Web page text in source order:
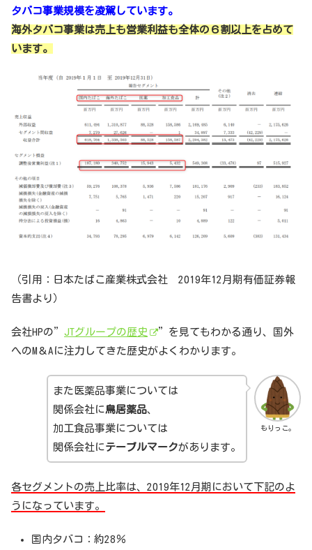
タバコ事業規模を凌駕しています。
海外タバコ事業は売上も営業利益も全体の６割以上を占めて
います。
（引用：日本たばこ産業株式会社 2019年12月期有価証券報
告書より）
会社HPの” JTグループの歴史
”を見てもわかる通り、国外
へのM＆Aに注力してきた歴史がよくわかります。
もりっこ。
また医薬品事業については
関係会社に鳥居薬品、
加工食品事業については
関係会社にテーブルマークがあります。
各セグメントの売上比率は、2019年12月期において下記のよ
うになっています。
国内タバコ：約28％